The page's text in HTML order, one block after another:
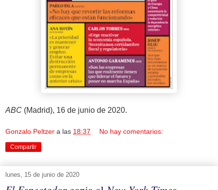
ABC (Madrid), 16 de junio de 2020.
Gonzalo Peltzer a las 18:37 No hay comentarios:
Compartir
lunes, 15 de junio de 2020